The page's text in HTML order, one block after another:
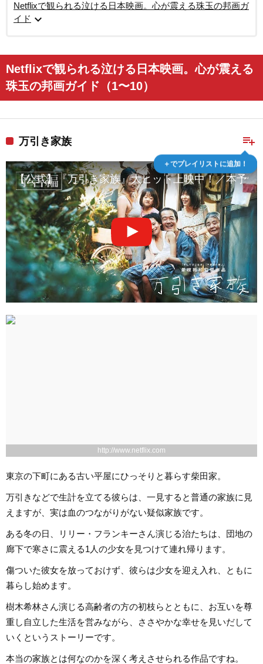
Netflixで観られる泣ける日本映画。心が震える珠玉の邦画ガ
イド expand_more
Netflixで観られる泣ける日本映画。心が震える
珠玉の邦画ガイド（1〜10）
playlist_add
＋でプレイリストに追加！
万引き家族
【公式】『万引き家族』大ヒット上映中！／本予告
http://www.netflix.com
東京の下町にある古い平屋にひっそりと暮らす柴田家。
万引きなどで生計を立てる彼らは、一見すると普通の家族に見
えますが、実は血のつながりがない疑似家族です。
ある冬の日、リリー・フランキーさん演じる治たちは、団地の
廊下で寒さに震える1人の少女を見つけて連れ帰ります。
傷ついた彼女を放っておけず、彼らは少女を迎え入れ、ともに
暮らし始めます。
樹木希林さん演じる高齢者の方の初枝らとともに、お互いを尊
重し自立した生活を営みながら、ささやかな幸せを見いだして
いくというストーリーです。
本当の家族とは何なのかを深く考えさせられる作品ですね。